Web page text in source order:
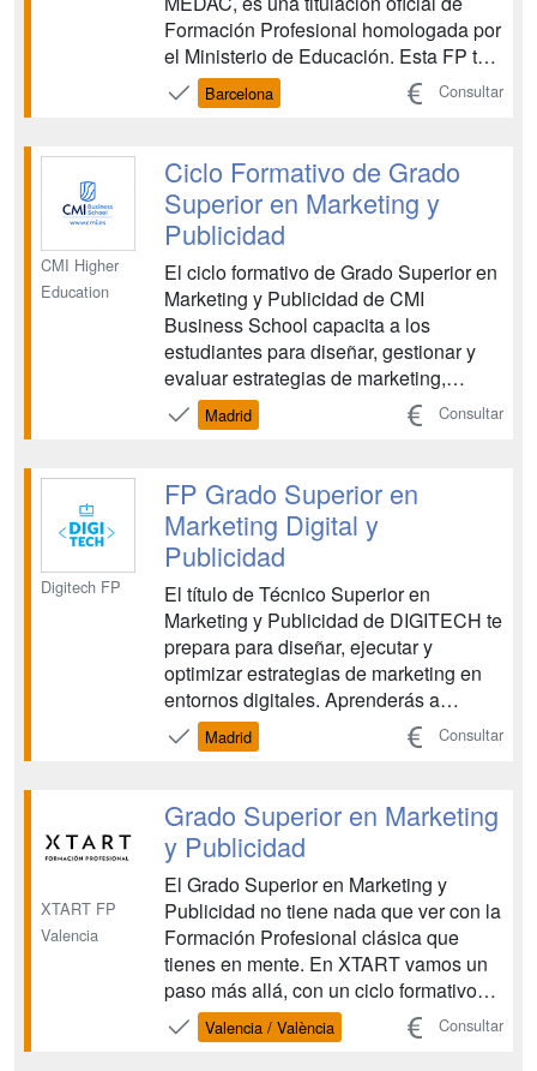
Formación Profesional homologada por
el Ministerio de Educación. Esta FP te
proporciona las competencias
necesarias para planificar, organizar y
como para dominar las herramientas
comunicativas y digitales esenc...
Barcelona Consultar
CMI Higher
Education
Ciclo Formativo de Grado
Superior en Marketing y
Publicidad
El ciclo formativo de Grado Superior en
Marketing y Publicidad de CMI
Business School capacita a los
estudiantes para diseñar, gestionar y
evaluar estrategias de marketing,
publicidad y relaciones públicas en
entornos globales y digitales, aplicando
sostenibilidad empresarial....
Madrid Consultar
Digitech FP
FP Grado Superior en
Marketing Digital y
Publicidad
El título de Técnico Superior en
Marketing y Publicidad de DIGITECH te
prepara para diseñar, ejecutar y
optimizar estrategias de marketing en
entornos digitales. Aprenderás a
gestionar campañas publicitarias,
desarrollar planes de marketing, aplicar
organizar eventos y analizar mercados
para la toma de decisione...
Madrid Consultar
XTART FP
Valencia
Grado Superior en Marketing
y Publicidad
El Grado Superior en Marketing y
Publicidad no tiene nada que ver con la
Formación Profesional clásica que
tienes en mente. En XTART vamos un
paso más allá, con un ciclo formativo
realmente innovador. Una de las
grandes ventajas de este Grado
Valencia / València Consultar